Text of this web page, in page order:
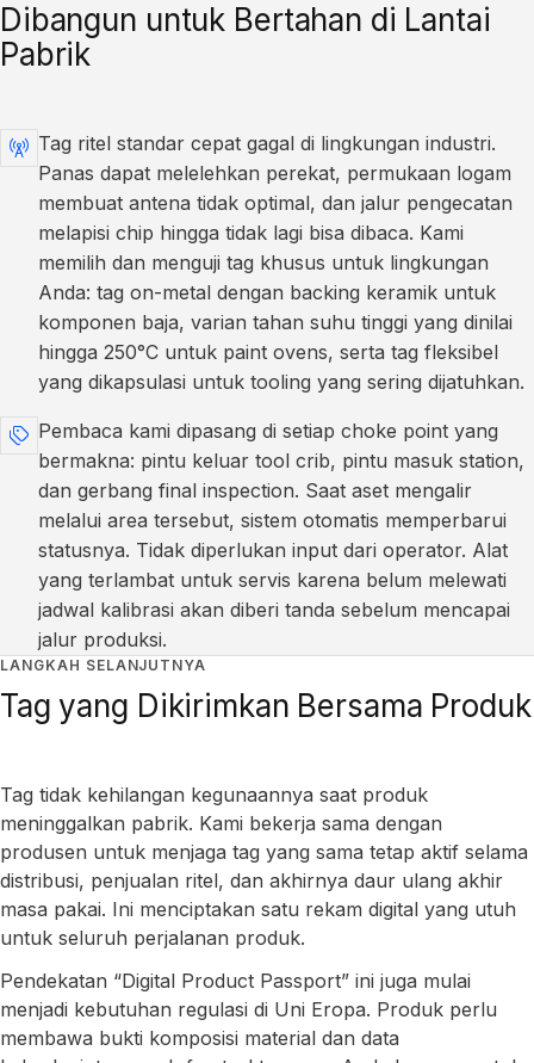
Dibangun untuk Bertahan di Lantai
Pabrik
Tag ritel standar cepat gagal di lingkungan industri.
Panas dapat melelehkan perekat, permukaan logam
membuat antena tidak optimal, dan jalur pengecatan
melapisi chip hingga tidak lagi bisa dibaca. Kami
memilih dan menguji tag khusus untuk lingkungan
Anda: tag on-metal dengan backing keramik untuk
komponen baja, varian tahan suhu tinggi yang dinilai
hingga 250°C untuk paint ovens, serta tag fleksibel
yang dikapsulasi untuk tooling yang sering dijatuhkan.
Pembaca kami dipasang di setiap choke point yang
bermakna: pintu keluar tool crib, pintu masuk station,
dan gerbang final inspection. Saat aset mengalir
melalui area tersebut, sistem otomatis memperbarui
statusnya. Tidak diperlukan input dari operator. Alat
yang terlambat untuk servis karena belum melewati
jadwal kalibrasi akan diberi tanda sebelum mencapai
jalur produksi.
LANGKAH SELANJUTNYA
Tag yang Dikirimkan Bersama Produk
Tag tidak kehilangan kegunaannya saat produk
meninggalkan pabrik. Kami bekerja sama dengan
produsen untuk menjaga tag yang sama tetap aktif selama
distribusi, penjualan ritel, dan akhirnya daur ulang akhir
masa pakai. Ini menciptakan satu rekam digital yang utuh
untuk seluruh perjalanan produk.
Pendekatan “Digital Product Passport” ini juga mulai
menjadi kebutuhan regulasi di Uni Eropa. Produk perlu
membawa bukti komposisi material dan data